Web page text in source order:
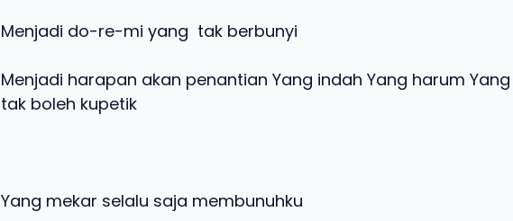
Menjadi do-re-mi yang tak berbunyi
Menjadi harapan akan penantian Yang indah Yang harum
tak boleh kupetik
Yang mekar selalu saja membunuhku